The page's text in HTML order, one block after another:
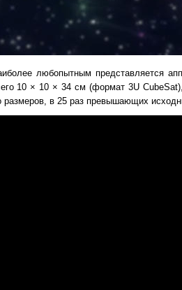
любопытным представляется
10 × 10 × 34 см (формат 3U
размеров, в 25 раз превышающих